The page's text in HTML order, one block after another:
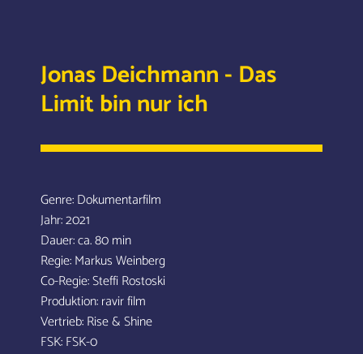
Jonas Deichmann - Das
Limit bin nur ich
Genre: Dokumentarfilm
Jahr: 2021
Dauer: ca. 80 min
Regie: Markus Weinberg
Co-Regie: Steffi Rostoski
Produktion: ravir film
Vertrieb: Rise & Shine
FSK: FSK-0